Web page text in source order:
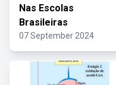
Nas Escolas
Brasileiras
07 September 2024